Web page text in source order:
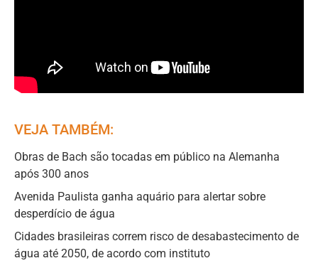
VEJA TAMBÉM:
Obras de Bach são tocadas em público na Alemanha
após 300 anos
Avenida Paulista ganha aquário para alertar sobre
desperdício de água
Cidades brasileiras correm risco de desabastecimento de
água até 2050, de acordo com instituto